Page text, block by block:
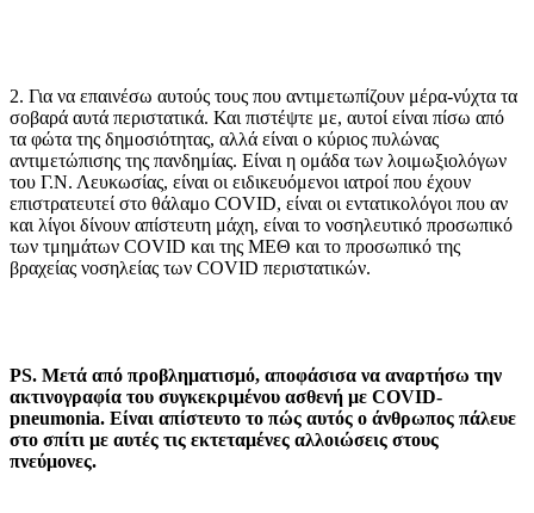
2. Για να επαινέσω αυτούς τους που αντιμετωπίζουν μέρα-νύχτα τα
σοβαρά αυτά περιστατικά. Και πιστέψτε με, αυτοί είναι πίσω από
τα φώτα της δημοσιότητας, αλλά είναι ο κύριος πυλώνας
αντιμετώπισης της πανδημίας. Είναι η ομάδα των λοιμωξιολόγων
του Γ.Ν. Λευκωσίας, είναι οι ειδικευόμενοι ιατροί που έχουν
επιστρατευτεί στο θάλαμο COVID, είναι οι εντατικολόγοι που αν
και λίγοι δίνουν απίστευτη μάχη, είναι το νοσηλευτικό προσωπικό
των τμημάτων COVID και της ΜΕΘ και το προσωπικό της
βραχείας νοσηλείας των COVID περιστατικών.
PS. Μετά από προβληματισμό, αποφάσισα να αναρτήσω την
ακτινογραφία του συγκεκριμένου ασθενή με COVID-
pneumonia. Είναι απίστευτο το πώς αυτός ο άνθρωπος πάλευε
στο σπίτι με αυτές τις εκτεταμένες αλλοιώσεις στους
πνεύμονες.